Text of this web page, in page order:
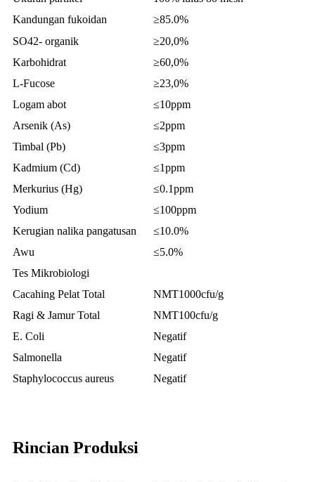
Kandungan fukoidan
≥85.0%
SO42- organik
≥20,0%
Karbohidrat
≥60,0%
L-Fucose
≥23,0%
Logam abot
≤10ppm
Arsenik (As)
≤2ppm
Timbal (Pb)
≤3ppm
Kadmium (Cd)
≤1ppm
Merkurius (Hg)
≤0.1ppm
Yodium
≤100ppm
Kerugian nalika pangatusan
≤10.0%
Awu
≤5.0%
Tes Mikrobiologi
Cacahing Pelat Total
NMT1000cfu/g
Ragi & Jamur Total
NMT100cfu/g
E. Coli
Negatif
Salmonella
Negatif
Staphylococcus aureus
Negatif
Rincian Produksi